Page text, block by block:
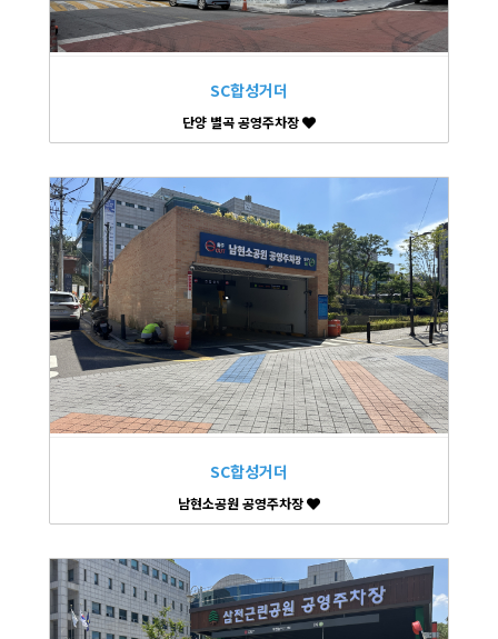
SC합성거더
단양 별곡 공영주차장
SC합성거더
남현소공원 공영주차장